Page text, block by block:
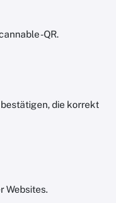
-QR.
die korrekt
Websites.